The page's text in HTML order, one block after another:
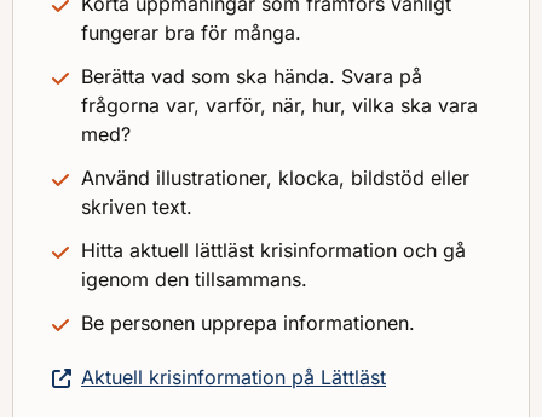
fungerar bra för många.
Berätta vad som ska hända. Svara på
frågorna var, varför, när, hur, vilka ska vara
med?
Använd illustrationer, klocka, bildstöd eller
skriven text.
Hitta aktuell lättläst krisinformation och gå
igenom den tillsammans.
Be personen upprepa informationen.
Aktuell krisinformation på Lättläst